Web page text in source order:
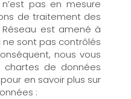
pas en mesure
de traitement des
Réseau est amené à
sont pas contrôlés
nous vous
chartes de données
en savoir plus sur
: